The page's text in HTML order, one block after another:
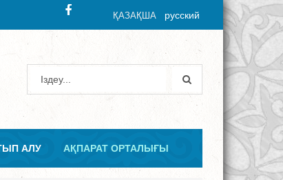
ҚАЗАҚША русский
АЛУ АҚПАРАТ ОРТАЛЫҒЫ